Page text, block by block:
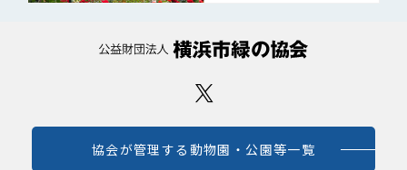
協会が管理する動物園・公園等一覧